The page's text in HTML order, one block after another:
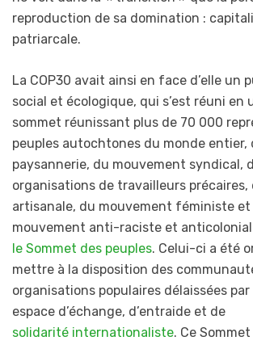
reproduction de sa domination :
patriarcale.
La COP30 avait ainsi en face d’elle un
social et écologique, qui s’est réuni en
sommet réunissant plus de 70 000
peuples autochtones du monde entier,
paysannerie, du mouvement syndical,
organisations de travailleurs précaires,
artisanale, du mouvement féministe et
mouvement anti-raciste et anticolonial
le Sommet des peuples. Celui-ci a été
mettre à la disposition des
organisations populaires délaissées par
espace d’échange, d’entraide et de
solidarité internationaliste. Ce